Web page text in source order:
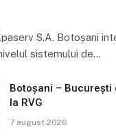
S.A. Botoșani
sistemului de…
Botoșani – București
la RVG
7 august 2026